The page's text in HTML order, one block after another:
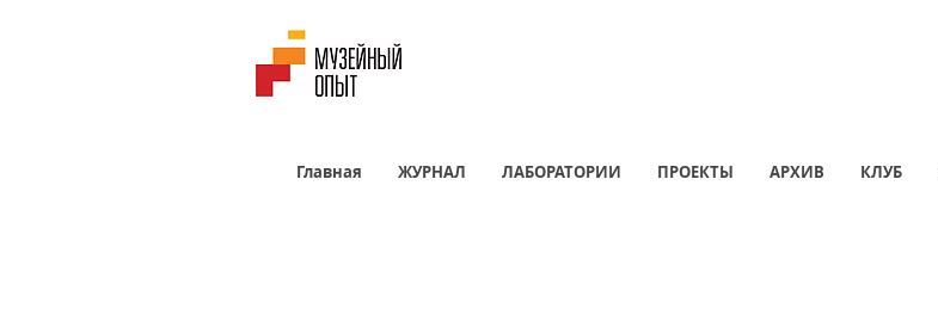
Главная ЖУРНАЛ ЛАБОРАТОРИИ ПРОЕКТЫ АРХИВ КЛУБ